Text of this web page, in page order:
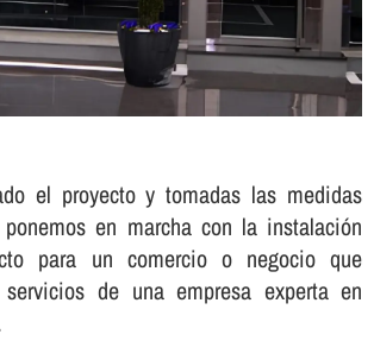
el proyecto y tomadas las medidas
en marcha con la instalación
para un comercio o negocio que
de una empresa experta en